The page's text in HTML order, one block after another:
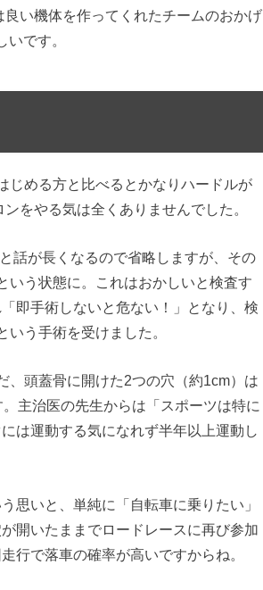
い機体を作ってくれたチームのおかげ
です。
じめる方と比べるとかなりハードルが
をやる気は全くありませんでした。
話が長くなるので省略しますが、その
いう状態に。これはおかしいと検査す
即手術しないと危ない！」となり、検
う手術を受けました。
、頭蓋骨に開けた2つの穴（約1cm）は
主治医の先生からは「スポーツは特に
は運動する気になれず半年以上運動し
思いと、単純に「自転車に乗りたい」
開いたままでロードレースに再び参加
行で落車の確率が高いですからね。